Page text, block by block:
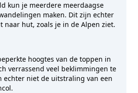
kun je meerdere meerdaagse
maken. Dit zijn echter
naar hut, zoals je in de Alpen ziet.
hoogtes van de toppen in
verrassend veel beklimmingen te
echter niet de uitstraling van een